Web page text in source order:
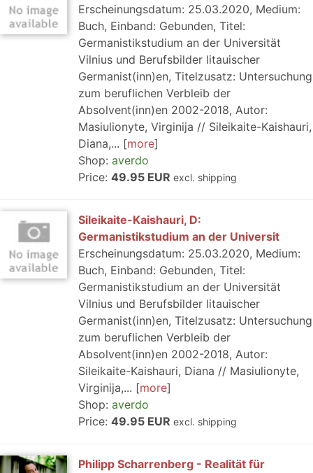
Erscheinungsdatum: 25.03.2020, Medium:
Buch, Einband: Gebunden, Titel:
Germanistikstudium an der Universität
Vilnius und Berufsbilder litauischer
Germanist(inn)en, Titelzusatz: Untersuchung
zum beruflichen Verbleib der
Absolvent(inn)en 2002-2018, Autor:
Masiulionyte, Virginija // Sileikaite-Kaishauri,
Diana,...
more
Shop: averdo
Price: 49.95 EUR excl. shipping
Sileikaite-Kaishauri, D:
Germanistikstudium an der Universit
Erscheinungsdatum: 25.03.2020, Medium:
Buch, Einband: Gebunden, Titel:
Germanistikstudium an der Universität
Vilnius und Berufsbilder litauischer
Germanist(inn)en, Titelzusatz: Untersuchung
zum beruflichen Verbleib der
Absolvent(inn)en 2002-2018, Autor:
Sileikaite-Kaishauri, Diana // Masiulionyte,
Virginija,...
more
Shop: averdo
Price: 49.95 EUR excl. shipping
Philipp Scharrenberg - Realität für